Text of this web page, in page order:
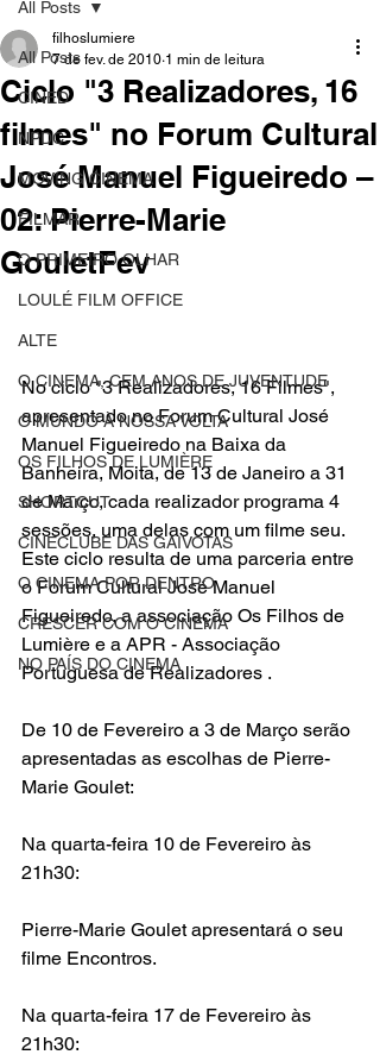
All Posts
CINED
NPDC
MOVING CINEMA
FILMAR
O PRIMEIRO OLHAR
LOULÉ FILM OFFICE
ALTE
O CINEMA, CEM ANOS DE JUVENTUDE
O MUNDO À NOSSA VOLTA
OS FILHOS DE LUMIÈRE
SHORTCUT
CINECLUBE DAS GAIVOTAS
O CINEMA POR DENTRO
CRESCER COM O CINEMA
NO PAÍS DO CINEMA
All Posts
Ciclo "3 Realizadores, 16
filmes" no Forum Cultural
José Manuel Figueiredo –
02: Pierre-Marie
GouletFev
filhoslumiere
7 de fev. de 2010 1 min de leitura
No ciclo "3 Realizadores, 16 Filmes",
apresentado no Forum Cultural José
Manuel Figueiredo na Baixa da
Banheira, Moita, de 13 de Janeiro a 31
de Março, cada realizador programa 4
sessões, uma delas com um filme seu.
Este ciclo resulta de uma parceria entre
o Forum Cultural José Manuel
Figueiredo, a associação Os Filhos de
Lumière e a APR - Associação
Portuguesa de Realizadores .
De 10 de Fevereiro a 3 de Março serão
apresentadas as escolhas de Pierre-
Marie Goulet:
Na quarta-feira 10 de Fevereiro às
21h30:
Pierre-Marie Goulet apresentará o seu
filme Encontros.
Na quarta-feira 17 de Fevereiro às
21h30: